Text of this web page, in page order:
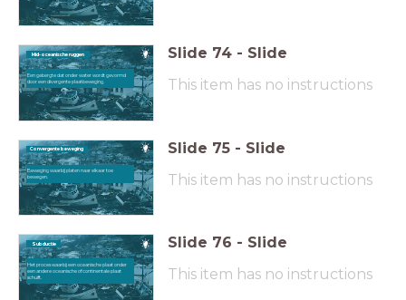
Mid-oceanische ruggen
Een gebergte dat onder water wordt gevormd
door een divergente plaatbeweging.
Slide 74 - Slide
This item has no instructions
Convergente beweging
Beweging waarbij platen naar elkaar toe
bewegen.
Slide 75 - Slide
This item has no instructions
Subductie
Het proces waarbij een oceanische plaat onder
een andere oceanische of continentale plaat
schuift.
Slide 76 - Slide
This item has no instructions